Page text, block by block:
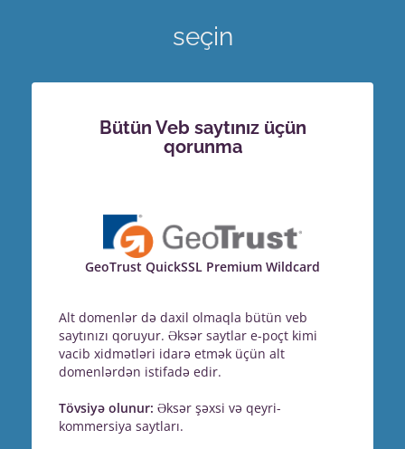
seçin
Bütün Veb saytınız üçün
qorunma
GeoTrust QuickSSL Premium Wildcard
Alt domenlər də daxil olmaqla bütün veb
saytınızı qoruyur. Əksər saytlar e-poçt kimi
vacib xidmətləri idarə etmək üçün alt
domenlərdən istifadə edir.
Tövsiyə olunur: Əksər şəxsi və qeyri-
kommersiya saytları.